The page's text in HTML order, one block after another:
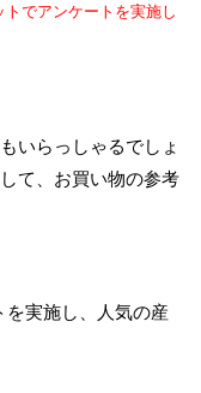
でアンケートを実施し
いらっしゃるでしょ
て、お買い物の参考
を実施し、人気の産